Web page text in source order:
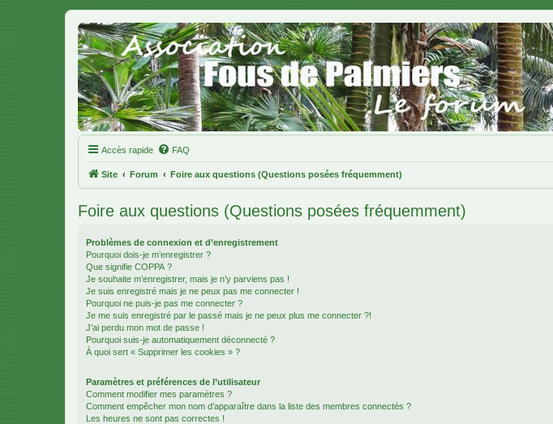
Accès rapide FAQ
Site Forum Foire aux questions (Questions posées fréquemment)
Foire aux questions (Questions posées fréquemment)
Problèmes de connexion et d’enregistrement
Pourquoi dois-je m’enregistrer ?
Que signifie COPPA ?
Je souhaite m’enregistrer, mais je n’y parviens pas !
Je suis enregistré mais je ne peux pas me connecter !
Pourquoi ne puis-je pas me connecter ?
Je me suis enregistré par le passé mais je ne peux plus me connecter ?!
J’ai perdu mon mot de passe !
Pourquoi suis-je automatiquement déconnecté ?
À quoi sert « Supprimer les cookies » ?
Paramètres et préférences de l’utilisateur
Comment modifier mes paramètres ?
Comment empêcher mon nom d’apparaître dans la liste des membres connectés ?
Les heures ne sont pas correctes !